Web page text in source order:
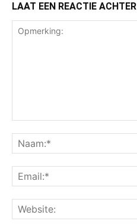
LAAT EEN REACTIE ACHTER